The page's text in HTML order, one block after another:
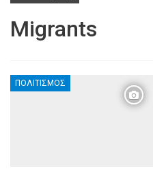
Migrants
ΠΟΛΙΤΙΣΜΌΣ